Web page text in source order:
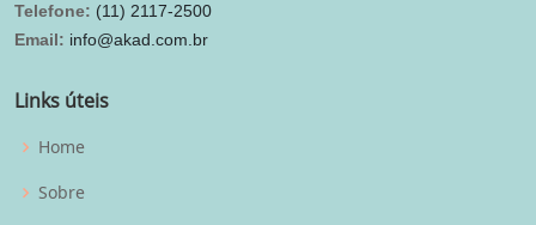
Telefone: (11) 2117-2500
Email: info@akad.com.br
Links úteis
Home
Sobre